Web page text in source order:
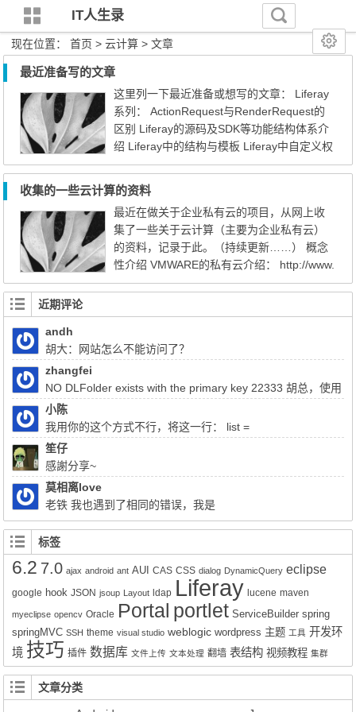
IT人生录
现在位置：首页 > 云计算 > 文章
最近准备写的文章
这里列一下最近准备或想写的文章： Liferay
系列： ActionRequest与RenderRequest的
区别 Liferay的源码及SDK等功能结构体系介
绍 Liferay中的结构与模板 Liferay中自定义权
限 在Liferay中使用Struts2开发Portlet Liferay
的优化与精简 云计算系列： 什么是云计算 Ia
aS、PaaS、SaaS CloudFoundry简介
收集的一些云计算的资料
最近在做关于企业私有云的项目，从网上收
集了一些关于云计算（主要为企业私有云）
的资料，记录于此。（持续更新……） 概念
性介绍 VMWARE的私有云介绍： http://www.
vmware.com/cn/cloud-computing/private-clo
com/developerworks/cn/cloud/cloudbasic.ht
oft.com/zh-cn/cloud/private-cloud 上面这几
近期评论
andh
胡大：网站怎么不能访问了？
zhangfei
NO DLFolder exists with the primary key 22333 胡总，使用
liferay上传文件报了这个错，该怎么解决
小陈
我用你的这个方式不行，将这一行： list =
(List)QueryUtil.list(q, getDialect(),start, end, false); 注释掉换成：
list = q.list();前面的：Query q = session.createQuery(sql); 换成
Query q = session.createSQLQuery(HQL).addEntity("这里是xx-
service.xml的名称", 类名Impl.class);就可以实现查询功能了。但是
有个问题就是只能得到该类的所有属性所对应的值，其它类的值无
法获得。比如我们的sql写联查就只能得到其中一张表的数据而不是
该SQL语句查询到的所有数据。求教该如何解决的好呢？
笙仔
感謝分享~
莫相离love
老铁 我也遇到了相同的错误，我是
Liferay7.0.4+openldap2.4报的这个错，请问你解决了吗？
标签
6.2 7.0 ajax android ant AUI CAS CSS dialog DynamicQuery eclipse
google hook JSON jsoup Layout ldap Liferay lucene maven
myeclipse opencv Oracle Portal portlet ServiceBuilder spring
springMVC SSH theme visual studio weblogic wordpress 主题 工具 开发环
境 技巧 插件 数据库 文件上传 文本处理 翻墙 表结构 视频教程 集群
文章分类